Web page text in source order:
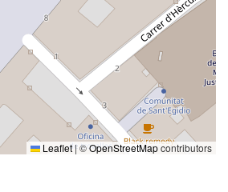
Leaflet|©OpenStreetMapcontributors